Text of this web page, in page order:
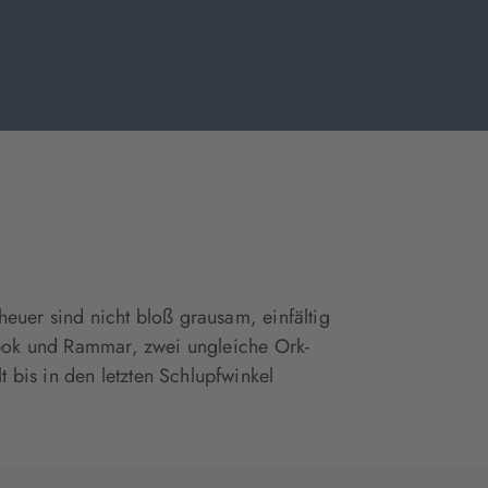
sind nicht bloß grausam, einfältig
und Rammar, zwei ungleiche Ork-
bis in den letzten Schlupfwinkel